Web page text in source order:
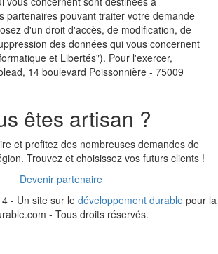
partenaires pouvant traiter votre demande
d'un droit d'accès, de modification, de
des données qui vous concernent
et Libertés"). Pour l'exercer,
14 boulevard Poissonnière - 75009
êtes artisan ?
et profitez des nombreuses demandes de
Trouvez et choisissez vos futurs clients !
Devenir partenaire
- Un site sur le développement durable pour la
- Tous droits réservés.